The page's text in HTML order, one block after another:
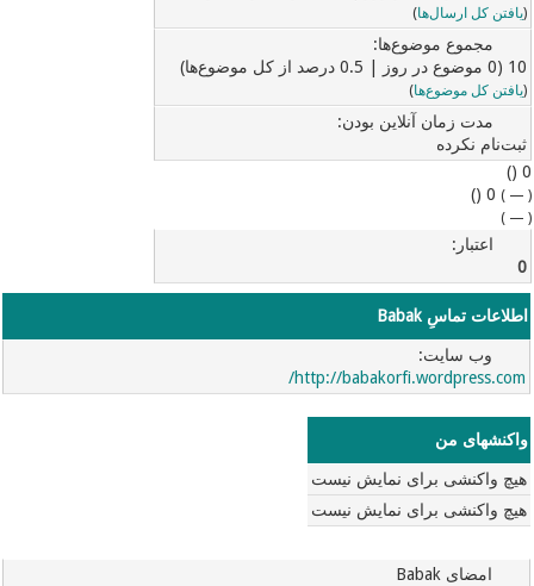
(یافتن کل ارسال‌ها)
مجموع موضوع‌ها:
10 (0 موضوع در روز | 0.5 درصد از کل موضوع‌ها)
(یافتن کل موضوع‌ها)
مدت زمان آنلاین بودن:
ثبت‌نام نکرده
0 ()
(
—
)
0 ()
(
—
)
اعتبار:
0
اطلاعات تماسِ Babak
وب‌ سایت:
http://babakorfi.wordpress.com/
واکنشهای من
هیچ واکنشی برای نمایش نیست
هیچ واکنشی برای نمایش نیست
امضای Babak